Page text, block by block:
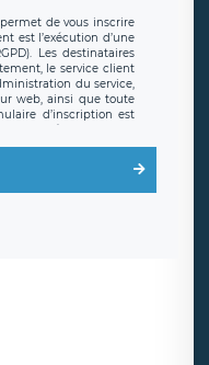
de vous inscrire
est l’exécution d’une
Les destinataires
le service client
du service,
web, ainsi que toute
d’inscription est
au RGPD. Les
que vous pouvez
et retirer votre